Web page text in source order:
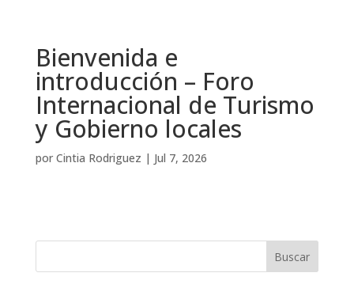
Bienvenida e
introducción – Foro
Internacional de Turismo
y Gobierno locales
por Cintia Rodriguez | Jul 7, 2026
Buscar